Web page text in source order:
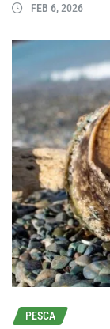
FEB 6, 2026
PESCA